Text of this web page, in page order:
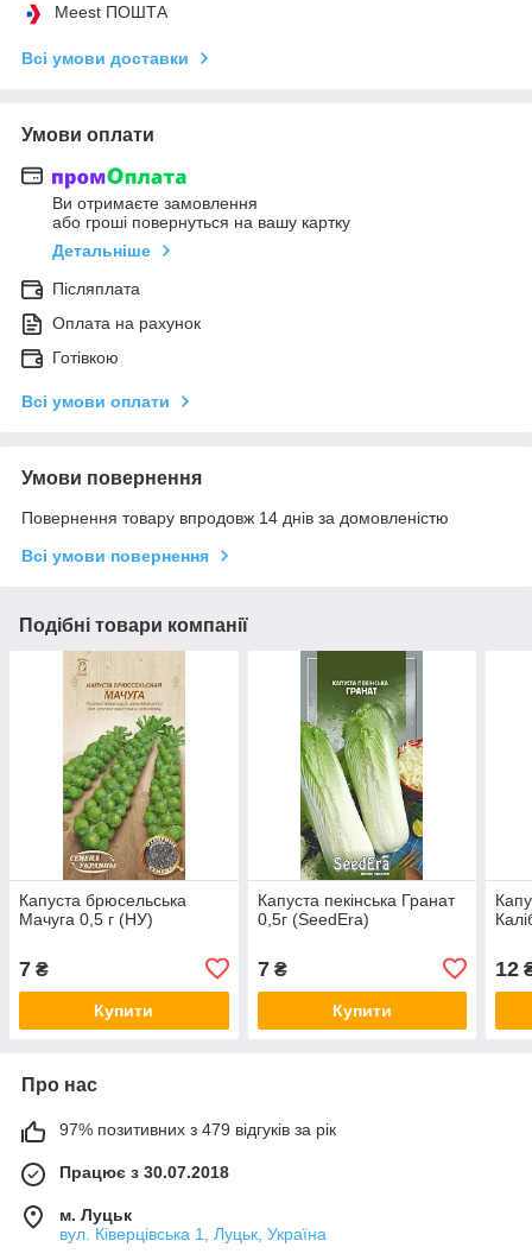
Meest ПОШТА
Всі умови доставки
Умови оплати
Ви отримаєте замовлення
або гроші повернуться на вашу картку
Детальніше
Післяплата
Оплата на рахунок
Готівкою
Всі умови оплати
Умови повернення
Повернення товару впродовж 14 днів за домовленістю
Всі умови повернення
Подібні товари компанії
Капуста брюсельська
Мачуга 0,5 г (НУ)
7 ₴
Купити
Капуста пекінська Гранат
0,5г (SeedEra)
7₴
Купити
12
Про нас
97% позитивних з 479 відгуків за рік
Працює з 30.07.2018
м. Луцьк
вул. Ківерцівська 1, Луцьк, Україна